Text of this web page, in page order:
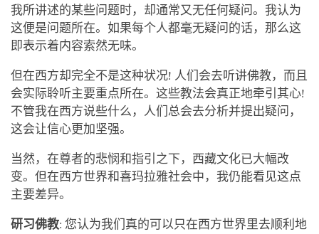
我所讲述的某些问题时，却通常又无任何疑问。我认为
这便是问题所在。如果每个人都毫无疑问的话，那么这
即表示着内容索然无味。
但在西方却完全不是这种状况! 人们会去听讲佛教，而且
会实际聆听主要重点所在。这些教法会真正地牵引其心!
不管我在西方说些什么，人们总会去分析并提出疑问，
这会让信心更加坚强。
当然，在尊者的悲悯和指引之下，西藏文化已大幅改
变。但在西方世界和喜玛拉雅社会中，我仍能看见这点
主要差异。
研习佛教: 您认为我们真的可以只在西方世界里去顺利地